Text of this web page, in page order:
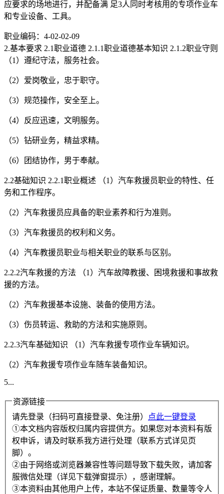
应要求的场地进行，并配备满 足3人同时考核用的专项作业车
和专业设备、工具。
职业编码：4-02-02-09
2.基本要求 2.1职业道德 2.1.1职业道德基本知识 2.1.2职业守则
（1）遵纪守法，服务社会。
（2）爱岗敬业，忠于职守。
（3）规范操作，安全至上。
（4）反应迅速，文明服务。
（5）钻研业务，精益求精。
（6）团结协作，男于奉献。
2.2基础知识 2.2.1职业概述 （1）汽车救援员职业的特性、任
务和工作程序。
（2）汽车救援员应具备的职业素养和行为准则。
（3）汽车救援员的权利和义务。
（4）汽车教援员职业与相关职业的联系与区别。
2.2.2汽车救援的方法 （1）汽车故障教援、困境救援和事故救
援的方法。
（2）汽车救援基本设施、装备的使用方法。
（3）伤员转运、救助的方法和实施原则。
2.2.3汽车基础知识 （1）汽车救援专项作业车辆知识。
（2）汽车救援专项作业车随车装备知识。
5...
资源链接
请先登录（扫码可直接登录、免注册）
点此一键登录
①本文档内容版权归属内容提供方。如果您对本资料有版
权申诉，请及时联系我方进行处理（联系方式详见页
脚）。
②由于网络或浏览器兼容性等问题导致下载失败，请加客
服微信处理（详见下载弹窗提示），感谢理解。
③本资料由其他用户上传，本站不保证质量、数量等令人